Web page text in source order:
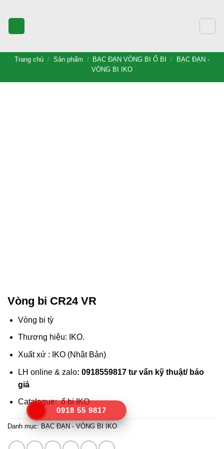
qua
nội
Trang chủ / Sản phẩm / BẠC ĐẠN VÒNG BI Ổ BI /
BẠC ĐẠN -
VÒNG BI IKO
Vòng bi CR24 VR
Vòng bi tỳ
Thương hiệu: IKO.
Xuất xứ : IKO (Nhật Bản)
LH online & zalo: 0918559817 tư vấn kỹ thuật/ báo
giá
Catalogue:ổ bi IKO
Danh mục:BẠC ĐẠN - VÒNG BI IKO
0918 55 9817